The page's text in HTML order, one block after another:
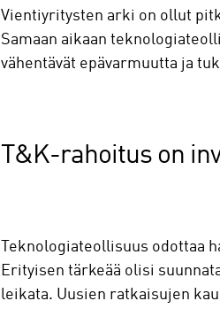
Vientiyritysten arki on ollut
Samaan aikaan
vähentävät epävarmuutta ja
T&K-rahoitus on
Teknologiateollisuus
Erityisen tärkeää olisi
leikata. Uusien ratkaisujen